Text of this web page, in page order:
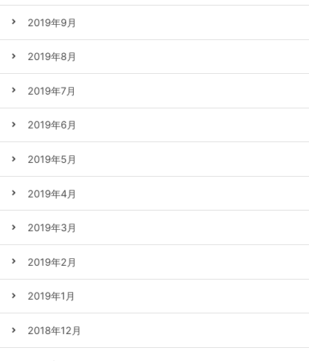
2019年9月
2019年8月
2019年7月
2019年6月
2019年5月
2019年4月
2019年3月
2019年2月
2019年1月
2018年12月